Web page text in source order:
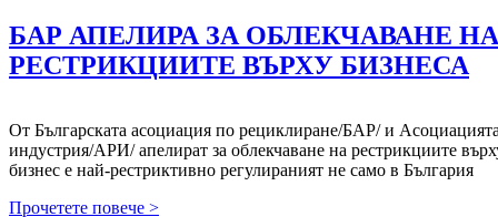
БАР АПЕЛИРА ЗА ОБЛЕКЧАВАНЕ НА
РЕСТРИКЦИИТЕ ВЪРХУ БИЗНЕСА
От Българската асоциация по рециклиране/БАР/ и
индустрия/АРИ/ апелират за облекчаване на рестрикциите
бизнес е най-рестриктивно регулираният не само в България
Прочетете повече >БАР